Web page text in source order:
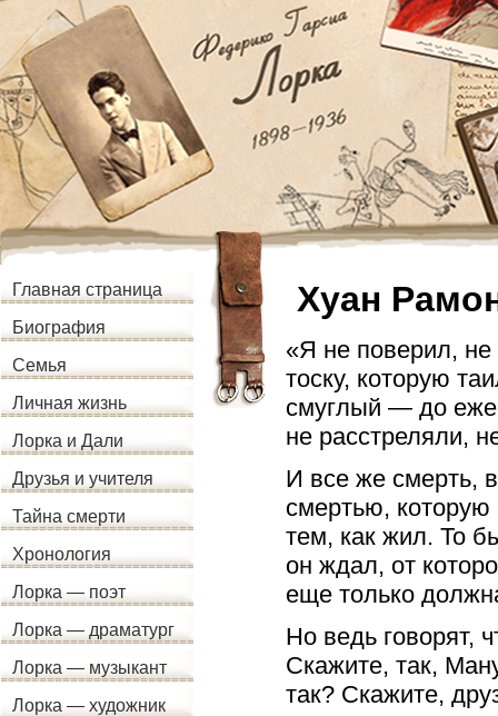
Главная страница
Биография
Семья
Личная жизнь
Лорка и Дали
Друзья и учителя
Тайна смерти
Хронология
Лорка — поэт
Лорка — драматург
Лорка — музыкант
Лорка — художник
Хуан
«Я не поверил, не
тоску, которую
смуглый — до
не расстреляли,
И все же смерть,
смертью,
тем, как жил. То
он ждал, от
еще только
Но ведь говорят,
Скажите, так,
так? Скажите,